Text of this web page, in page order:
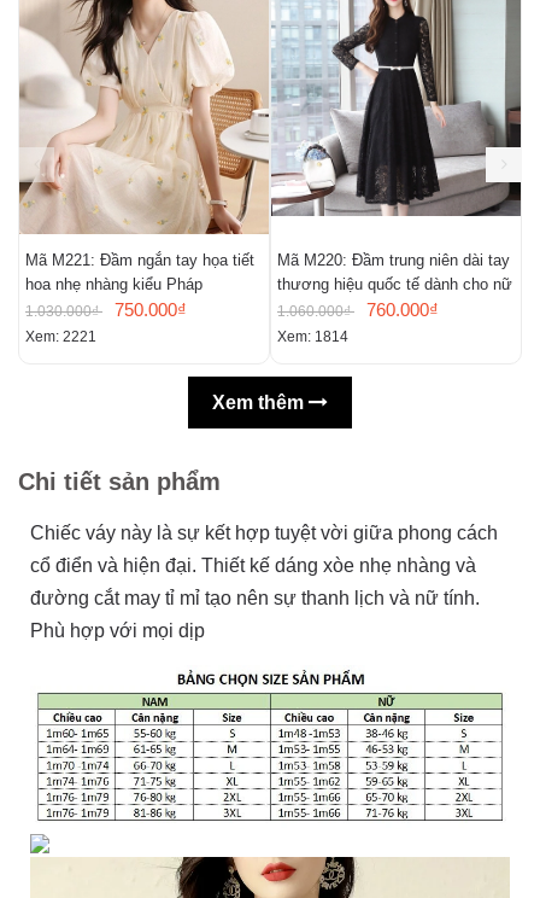
Mã M221: Đầm ngắn tay họa tiết
hoa nhẹ nhàng kiểu Pháp
1.030.000₫ 750.000₫
Xem: 2221
Mã M220: Đầm trung niên dài tay
thương hiệu quốc tế dành cho nữ
1.060.000₫ 760.000₫
Xem: 1814
Xem thêm
Chi tiết sản phẩm
Chiếc váy này là sự kết hợp tuyệt vời giữa phong cách
cổ điển và hiện đại. Thiết kế dáng xòe nhẹ nhàng và
đường cắt may tỉ mỉ tạo nên sự thanh lịch và nữ tính.
Phù hợp với mọi dịp